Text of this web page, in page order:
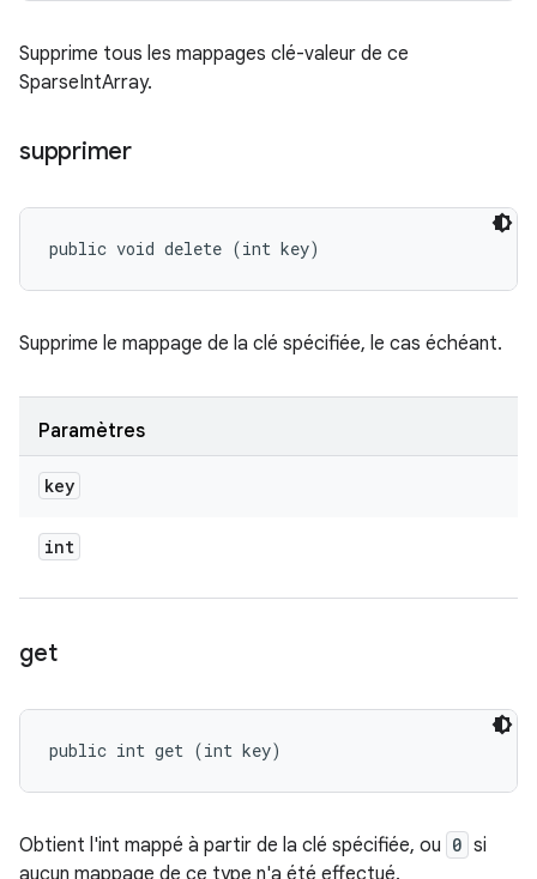
Supprime tous les mappages clé-valeur de ce
SparseIntArray.
supprimer
public void delete (int key)
Supprime le mappage de la clé spécifiée, le cas échéant.
Paramètres
key
int
get
public int get (int key)
Obtient l'int mappé à partir de la clé spécifiée, ou 0 si
aucun mappage de ce type n'a été effectué.